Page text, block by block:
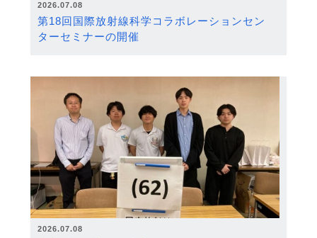
2026.07.08
第18回国際放射線科学コラボレーションセン
ターセミナーの開催
2026.07.08